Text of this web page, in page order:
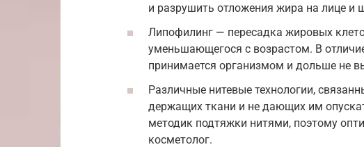
и разрушить отложения жира на лице и
Липофилинг — пересадка жировых
уменьшающегося с возрастом. В
принимается организмом и дольше не
Различные нитевые технологии,
держащих ткани и не дающих им
методик подтяжки нитями, поэтому
косметолог.